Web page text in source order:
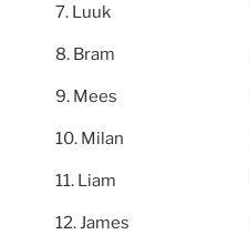
Luuk
Bram
Mees
Milan
Liam
James